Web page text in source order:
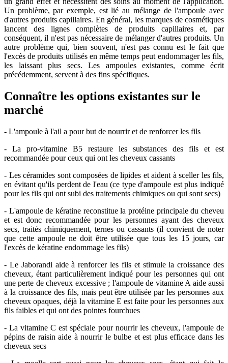
Un problème, par exemple, est lié au mélange de l'ampoule avec
d'autres produits capillaires. En général, les marques de cosmétiques
lancent des lignes complètes de produits capillaires et, par
conséquent, il n'est pas nécessaire de mélanger d'autres produits. Un
autre problème qui, bien souvent, n'est pas connu est le fait que
l'excès de produits utilisés en même temps peut endommager les fils,
les laissant plus secs. Les ampoules existantes, comme écrit
précédemment, servent à des fins spécifiques.
Connaître les options existantes sur le
marché
- L'ampoule à l'ail a pour but de nourrir et de renforcer les fils
- La pro-vitamine B5 restaure les substances des fils et est
recommandée pour ceux qui ont les cheveux cassants
- Les céramides sont composées de lipides et aident à sceller les fils,
en évitant qu'ils perdent de l'eau (ce type d'ampoule est plus indiqué
pour les fils qui ont subi des traitements chimiques ou qui sont secs)
- L'ampoule de kératine reconstitue la protéine principale du cheveu
et est donc recommandée pour les personnes ayant des cheveux
secs, traités chimiquement, ternes ou cassants (il convient de noter
que cette ampoule ne doit être utilisée que tous les 15 jours, car
l'excès de kératine endommage les fils)
- Le Jaborandi aide à renforcer les fils et stimule la croissance des
cheveux, étant particulièrement indiqué pour les personnes qui ont
une perte de cheveux excessive ; l'ampoule de vitamine A aide aussi
à la croissance des fils, mais peut être utilisée par les personnes aux
cheveux opaques, déjà la vitamine E est faite pour les personnes aux
fils faibles et qui ont des pointes fourchues
- La vitamine C est spéciale pour nourrir les cheveux, l'ampoule de
pépins de raisin aide à nourrir le bulbe et est plus efficace dans les
cheveux secs